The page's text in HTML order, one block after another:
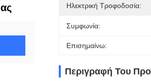
Ηλεκτρική Τροφοδοσία:
Συμφωνία:
Επισημαίνω:
Περιγραφή Του